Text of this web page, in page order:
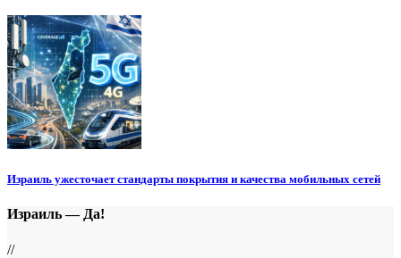
Израиль ужесточает стандарты покрытия и качества мобильных сетей
Израиль — Да!
//